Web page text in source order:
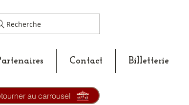
Recherche
Contact Billetterie
au carrousel